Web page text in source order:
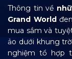
Thông tin về
Grand World
mua sắm và
ảo dưới khung
nghiệm tổ hợp